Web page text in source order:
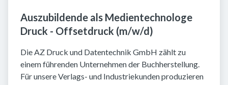
Auszubildende als Medientechnologe
Druck - Offsetdruck (m/w/d)
Die AZ Druck und Datentechnik GmbH zählt zu
einem führenden Unternehmen der Buchherstellung.
Für unsere Verlags- und Industriekunden produzieren